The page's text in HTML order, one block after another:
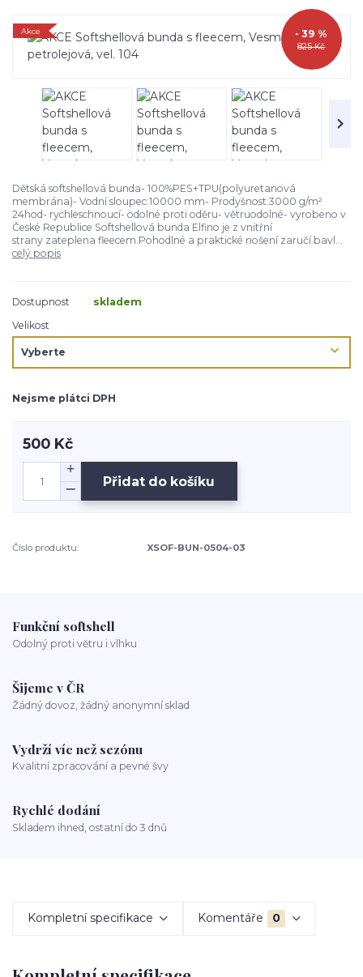
Akce
825 Kč
- 39 %
Dětská softshellová bunda- 100%PES+TPU(polyuretanová
membrána)- Vodní sloupec:10000 mm- Prodyšnost:3000 g/m²
24hod- rychleschnoucí- odolné proti oděru- větruodolné- vyrobeno v
České Republice Softshellová bunda Elfino je z vnitřní
strany zateplena fleecem.Pohodlné a praktické nošení zaručí bavl...
celý popis
Dostupnost
skladem
Velikost
Nejsme plátci DPH
500 Kč
Přidat do košíku
Číslo produktu: XSOF-BUN-0504-03
Funkční softshell
Odolný proti větru i vlhku
Šijeme v ČR
Žádný dovoz, žádný anonymní sklad
Vydrží víc než sezónu
Kvalitní zpracování a pevné švy
Rychlé dodání
Skladem ihned, ostatní do 3 dnů
Kompletní specifikace Komentáře 0